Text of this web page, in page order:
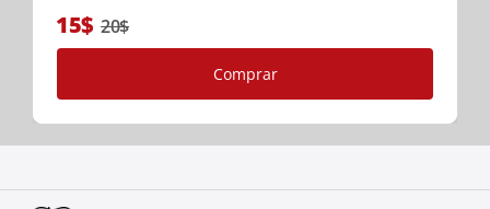
15$ 20$
Comprar